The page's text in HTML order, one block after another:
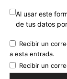
Al usar este
de tus datos
Recibir un
a esta entrada.
Recibir un